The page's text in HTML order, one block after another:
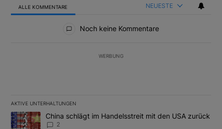
ALLE KOMMENTARE NEUESTE
Noch keine Kommentare
WERBUNG
AKTIVE UNTERHALTUNGEN
Das Folgende ist eine Liste der am meisten kommentierten
Ein Trendartikel mit dem Titel "China schlägt im Handelsstreit
China schlägt im Handelsstreit mit den USA zurück
2